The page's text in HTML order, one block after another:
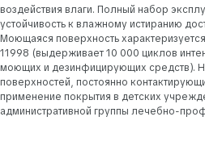
воздействия влаги. Полный набор
устойчивость к влажному истиранию
Моющаяся поверхность
11998 (выдерживает 10 000 циклов
моющих и дезинфицирующих средств).
поверхностей, постоянно
применение покрытия в детских
административной группы лечебно-
Я даю согласие на обработку моих
данных в соответствии с Политикой
персональных данных.
Я даю согласие на получение писем и
«МАЛЯРНОЕ ДЕЛО» на указанные мною
данные.